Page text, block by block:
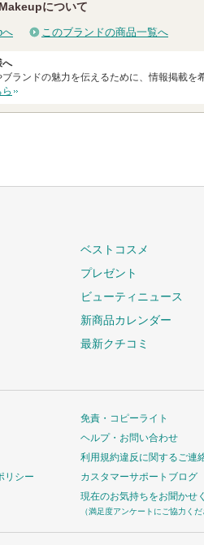
ー
に
に
について
へ このブランドの商品一覧へ
へ
ランドの魅力を伝えるために、情報掲載を
ベストコスメ
プレゼント
ビューティニュース
新商品カレンダー
最新クチコミ
リシー
免責・コピーライト
ヘルプ・お問い合わせ
利用規約違反に関するご連
カスタマーサポートブログ
現在のお気持ちをお聞かせ
（満足度アンケートにご協力くだ